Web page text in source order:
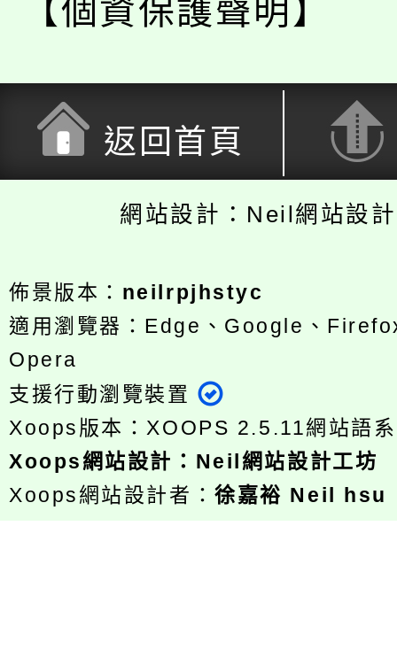
【個資保護聲明】
返回首頁
網站設計：Neil網站設
佈景版本： neilrpjhstyc
適用瀏覽器：Edge、Google、
Opera
支援行動瀏覽裝置
Xoops版本：XOOPS 2.5.11網站語
Xoops網站設計 ： Neil網站設計工坊
Xoops網站設計者：徐嘉裕 Neil hsu